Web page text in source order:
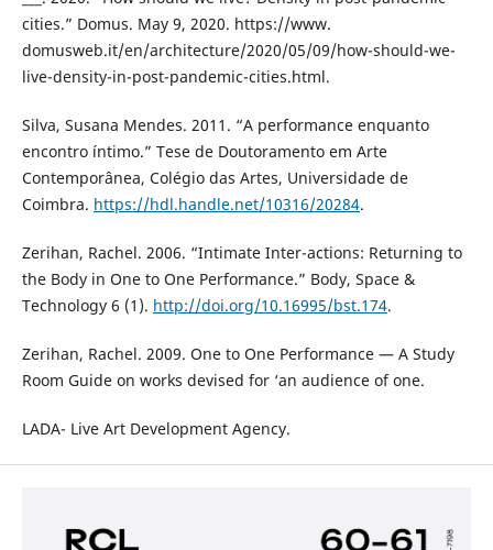
cities.” Domus. May 9, 2020. https://www.
domusweb.it/en/architecture/2020/05/09/how-should-we-
live-density-in-post-pandemic-cities.html.
Silva, Susana Mendes. 2011. “A performance enquanto
encontro íntimo.” Tese de Doutoramento em Arte
Contemporânea, Colégio das Artes, Universidade de
Coimbra. https://hdl.handle.net/10316/20284.
Zerihan, Rachel. 2006. “Intimate Inter-actions: Returning to
the Body in One to One Performance.” Body, Space &
Technology 6 (1). http://doi.org/10.16995/bst.174.
Zerihan, Rachel. 2009. One to One Performance — A Study
Room Guide on works devised for ‘an audience of one.
LADA- Live Art Development Agency.